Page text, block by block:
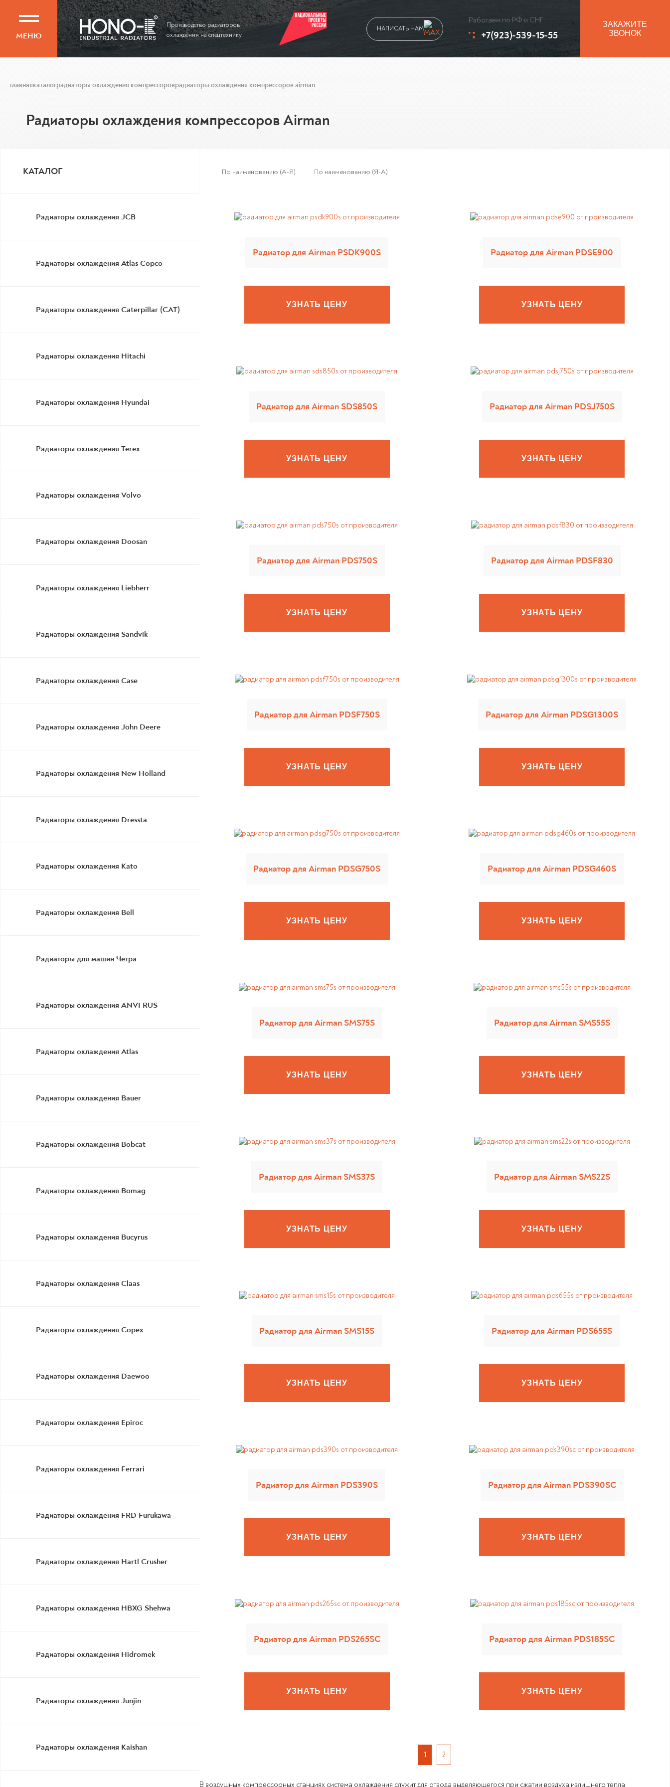
МЕНЮ
Производство радиаторов
охлаждения на спецтехнику
НАПИСАТЬ НАМ
Работаем по РФ и СНГ
+7(923)-539-15-55
ЗАКАЖИТЕ
ЗВОНОК
главнаякаталоградиаторы охлаждения компрессороврадиаторы охлаждения компрессоров airman
Радиаторы охлаждения компрессоров Airman
КАТАЛОГ
Радиаторы охлаждения JCB
Радиаторы охлаждения Atlas Copco
Радиаторы охлаждения Caterpillar (CAT)
Радиаторы охлаждения Hitachi
Радиаторы охлаждения Hyundai
Радиаторы охлаждения Terex
Радиаторы охлаждения Volvo
Радиаторы охлаждения Doosan
Радиаторы охлаждения Liebherr
Радиаторы охлаждения Sandvik
Радиаторы охлаждения Case
Радиаторы охлаждения John Deere
Радиаторы охлаждения New Holland
Радиаторы охлаждения Dressta
Радиаторы охлаждения Kato
Радиаторы охлаждения Bell
Радиаторы для машин Четра
Радиаторы охлаждения ANVI RUS
Радиаторы охлаждения Atlas
Радиаторы охлаждения Bauer
Радиаторы охлаждения Bobcat
Радиаторы охлаждения Bomag
Радиаторы охлаждения Bucyrus
Радиаторы охлаждения Claas
Радиаторы охлаждения Copex
Радиаторы охлаждения Daewoo
Радиаторы охлаждения Epiroc
Радиаторы охлаждения Ferrari
Радиаторы охлаждения FRD Furukawa
Радиаторы охлаждения Hartl Crusher
Радиаторы охлаждения HBXG Shehwa
Радиаторы охлаждения Hidromek
Радиаторы охлаждения Junjin
Радиаторы охлаждения Kaishan
По наименованию (А-Я) По наименованию (Я-А)
Радиатор для Airman PSDK900S
УЗНАТЬ ЦЕНУ
Радиатор для Airman PDSE900
УЗНАТЬ ЦЕНУ
Радиатор для Airman SDS850S
УЗНАТЬ ЦЕНУ
Радиатор для Airman PDSJ750S
УЗНАТЬ ЦЕНУ
Радиатор для Airman PDS750S
УЗНАТЬ ЦЕНУ
Радиатор для Airman PDSF830
УЗНАТЬ ЦЕНУ
Радиатор для Airman PDSF750S
УЗНАТЬ ЦЕНУ
Радиатор для Airman PDSG1300S
УЗНАТЬ ЦЕНУ
Радиатор для Airman PDSG750S
УЗНАТЬ ЦЕНУ
Радиатор для Airman PDSG460S
УЗНАТЬ ЦЕНУ
Радиатор для Airman SMS75S
УЗНАТЬ ЦЕНУ
Радиатор для Airman SMS55S
УЗНАТЬ ЦЕНУ
Радиатор для Airman SMS37S
УЗНАТЬ ЦЕНУ
Радиатор для Airman SMS22S
УЗНАТЬ ЦЕНУ
Радиатор для Airman SMS15S
УЗНАТЬ ЦЕНУ
Радиатор для Airman PDS655S
УЗНАТЬ ЦЕНУ
Радиатор для Airman PDS390S
УЗНАТЬ ЦЕНУ
Радиатор для Airman PDS390SC
УЗНАТЬ ЦЕНУ
Радиатор для Airman PDS265SC
УЗНАТЬ ЦЕНУ
Радиатор для Airman PDS185SC
УЗНАТЬ ЦЕНУ
1 2
В воздушных компрессорных станциях система охлаждения служит для отвода выделяющегося при сжатии воздуха излишнего тепла.